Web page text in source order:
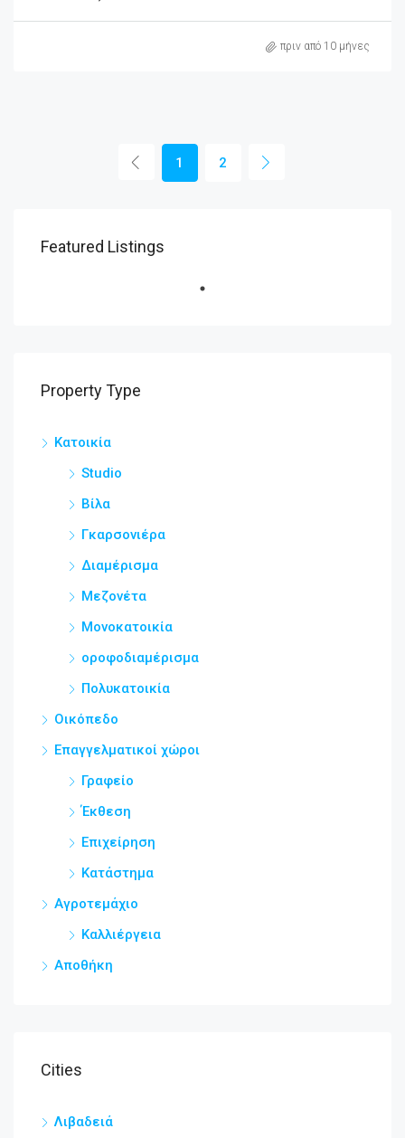
πριν από 10 μήνες
1 2
Featured Listings
Property Type
Κατοικία
Studio
Βίλα
Γκαρσονιέρα
Διαμέρισμα
Μεζονέτα
Μονοκατοικία
οροφοδιαμέρισμα
Πολυκατοικία
Οικόπεδο
Επαγγελματικοί χώροι
Γραφείο
Έκθεση
Επιχείρηση
Κατάστημα
Αγροτεμάχιο
Καλλιέργεια
Αποθήκη
Cities
Λιβαδειά